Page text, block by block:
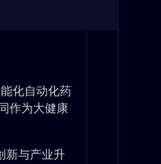
化自动化药
作为大健康
新与产业升